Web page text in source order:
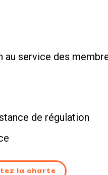
au service des
de régulation
la charte